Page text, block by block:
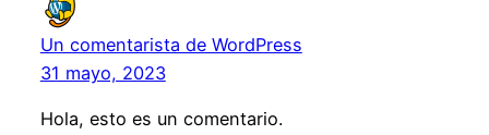
Un comentarista de WordPress
31 mayo, 2023
Hola, esto es un comentario.